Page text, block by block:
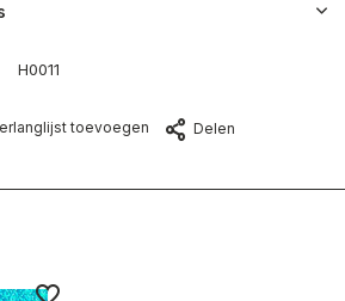
H0011
toevoegen Delen